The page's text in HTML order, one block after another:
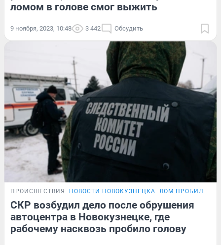
ломом в голове смог выжить
9 ноября, 2023, 10:48 3 442 Обсудить
ПРОИСШЕСТВИЯ НОВОСТИ НОВОКУЗНЕЦКА ЛОМ ПРОБИЛ
СКР возбудил дело после обрушения
автоцентра в Новокузнецке, где
рабочему насквозь пробило голову